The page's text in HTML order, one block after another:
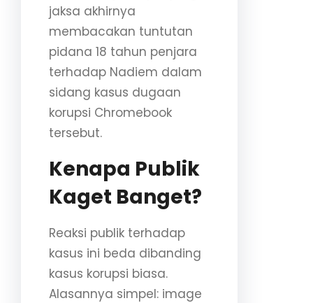
jaksa akhirnya
membacakan tuntutan
pidana 18 tahun penjara
terhadap Nadiem dalam
sidang kasus dugaan
korupsi Chromebook
tersebut.
Kenapa Publik
Kaget Banget?
Reaksi publik terhadap
kasus ini beda dibanding
kasus korupsi biasa.
Alasannya simpel: image